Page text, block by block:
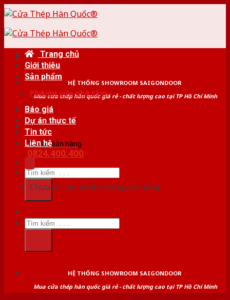
Skip
content
HỆ THỐNG SHOWROOM SAIGONDOOR
Mua cửa thép hàn quốc giá rẻ - chất lượng cao tại TP Hồ Chí Minh
Tư vấn bán hàng
0824.400.400
Tìm
kiếm:
Trang chủ
Giới thiệu
Sản phẩm
Phụ kiện cửa nhà tắm
Báo giá
Dự án thực tế
Tin tức
Liên hệ
Chưa có sản phẩm trong giỏ hàng.
Tìm
kiếm:
HỆ THỐNG SHOWROOM SAIGONDOOR
Mua cửa thép hàn quốc giá rẻ - chất lượng cao tại TP Hồ Chí Minh